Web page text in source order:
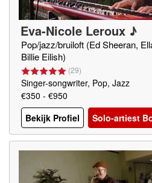
Eva-Nicole Leroux ♪
Pop/jazz/bruiloft (Ed Sheeran,
Billie Eilish)
(29)
Singer-songwriter, Pop, Jazz
€350 - €950
Bekijk Profiel
Solo-artiest